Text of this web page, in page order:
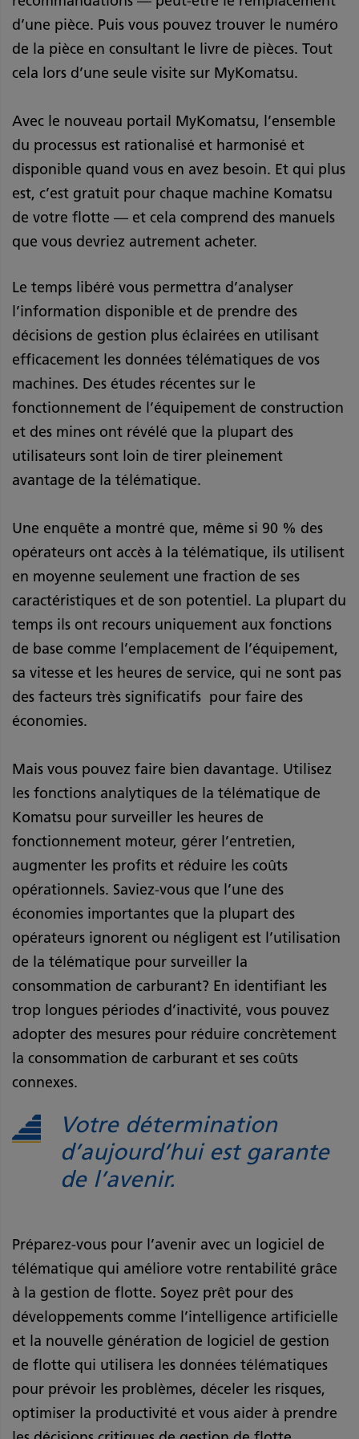
d’une pièce. Puis vous pouvez trouver le numéro
de la pièce en consultant le livre de pièces. Tout
cela lors d’une seule visite sur MyKomatsu.
Avec le nouveau portail MyKomatsu, l’ensemble
du processus est rationalisé et harmonisé et
disponible quand vous en avez besoin. Et qui plus
est, c’est gratuit pour chaque machine Komatsu
de votre flotte — et cela comprend des manuels
que vous devriez autrement acheter.
Le temps libéré vous permettra d’analyser
l’information disponible et de prendre des
décisions de gestion plus éclairées en utilisant
efficacement les données télématiques de vos
machines. Des études récentes sur le
fonctionnement de l’équipement de construction
et des mines ont révélé que la plupart des
utilisateurs sont loin de tirer pleinement
avantage de la télématique.
Une enquête a montré que, même si 90 % des
opérateurs ont accès à la télématique, ils utilisent
en moyenne seulement une fraction de ses
caractéristiques et de son potentiel. La plupart du
temps ils ont recours uniquement aux fonctions
de base comme l’emplacement de l’équipement,
sa vitesse et les heures de service, qui ne sont pas
des facteurs très significatifs pour faire des
économies.
Mais vous pouvez faire bien davantage. Utilisez
les fonctions analytiques de la télématique de
Komatsu pour surveiller les heures de
fonctionnement moteur, gérer l’entretien,
augmenter les profits et réduire les coûts
opérationnels. Saviez-vous que l’une des
économies importantes que la plupart des
opérateurs ignorent ou négligent est l’utilisation
de la télématique pour surveiller la
consommation de carburant? En identifiant les
trop longues périodes d’inactivité, vous pouvez
adopter des mesures pour réduire concrètement
la consommation de carburant et ses coûts
connexes.
Votre détermination
d’aujourd’hui est garante
de l’avenir.
Préparez-vous pour l’avenir avec un logiciel de
télématique qui améliore votre rentabilité grâce
à la gestion de flotte. Soyez prêt pour des
développements comme l’intelligence artificielle
et la nouvelle génération de logiciel de gestion
de flotte qui utilisera les données télématiques
pour prévoir les problèmes, déceler les risques,
optimiser la productivité et vous aider à prendre